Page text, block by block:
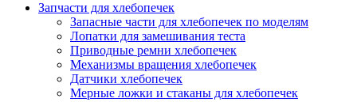
Запчасти для хлебопечек
Запасные части для хлебопечек по моделям
Лопатки для замешивания теста
Приводные ремни хлебопечек
Механизмы вращения хлебопечек
Датчики хлебопечек
Мерные ложки и стаканы для хлебопечек